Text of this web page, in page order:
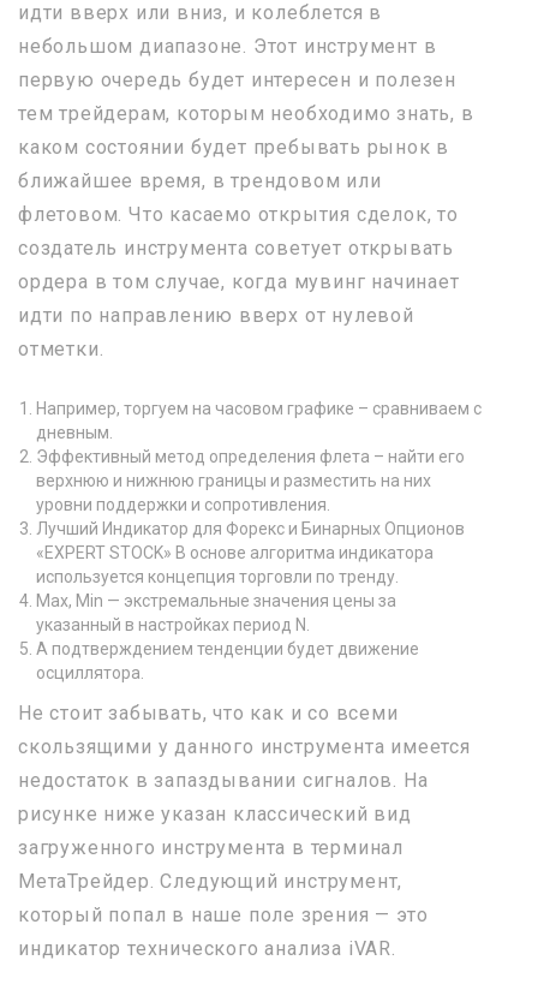
идти вверх или вниз, и колеблется в
небольшом диапазоне. Этот инструмент в
первую очередь будет интересен и полезен
тем трейдерам, которым необходимо знать, в
каком состоянии будет пребывать рынок в
ближайшее время, в трендовом или
флетовом. Что касаемо открытия сделок, то
создатель инструмента советует открывать
ордера в том случае, когда мувинг начинает
идти по направлению вверх от нулевой
отметки.
Например, торгуем на часовом графике – сравниваем с
дневным.
Эффективный метод определения флета – найти его
верхнюю и нижнюю границы и разместить на них
уровни поддержки и сопротивления.
Лучший Индикатор для Форекс и Бинарных Опционов
«EXPERT STOCK» В основе алгоритма индикатора
используется концепция торговли по тренду.
Max, Min — экстремальные значения цены за
указанный в настройках период N.
А подтверждением тенденции будет движение
осциллятора.
Не стоит забывать, что как и со всеми
скользящими у данного инструмента имеется
недостаток в запаздывании сигналов. На
рисунке ниже указан классический вид
загруженного инструмента в терминал
МетаТрейдер. Следующий инструмент,
который попал в наше поле зрения — это
индикатор технического анализа iVAR.